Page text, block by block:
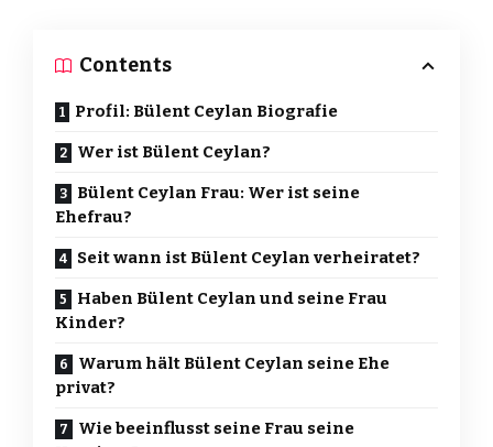
Contents
Profil: Bülent Ceylan Biografie
Wer ist Bülent Ceylan?
Bülent Ceylan Frau: Wer ist seine
Ehefrau?
Seit wann ist Bülent Ceylan verheiratet?
Haben Bülent Ceylan und seine Frau
Kinder?
Warum hält Bülent Ceylan seine Ehe
privat?
Wie beeinflusst seine Frau seine